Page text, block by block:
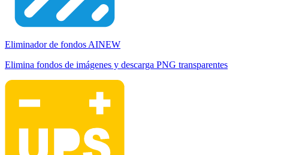
Eliminador de fondos AINEW
Elimina fondos de imágenes y descarga PNG transparentes